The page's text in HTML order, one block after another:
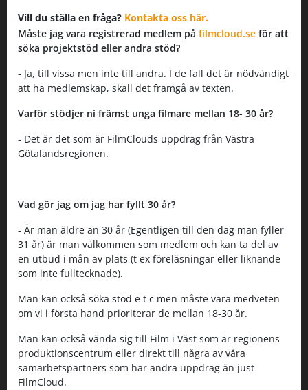
Vill du ställa en fråga? Kontakta oss här.
Måste jag vara registrerad medlem på filmcloud.se för att
söka projektstöd eller andra stöd?
- Ja, till vissa men inte till andra. I de fall det är nödvändigt
att ha medlemskap, skall det framgå av texten.
Varför stödjer ni främst unga filmare mellan 18- 30 år?
- Det är det som är FilmClouds uppdrag från Västra
Götalandsregionen.
Vad gör jag om jag har fyllt 30 år?
- Är man äldre än 30 år (Egentligen till den dag man fyller
31 år) är man välkommen som medlem och kan ta del av
en utbud i mån av plats (t ex föreläsningar eller liknande
som inte fulltecknade).
Man kan också söka stöd e t c men måste vara medveten
om vi i första hand prioriterar de mellan 18-30 år.
Man kan också vända sig till Film i Väst som är regionens
produktionscentrum eller direkt till några av våra
samarbetspartners som har andra uppdrag än just
FilmCloud.